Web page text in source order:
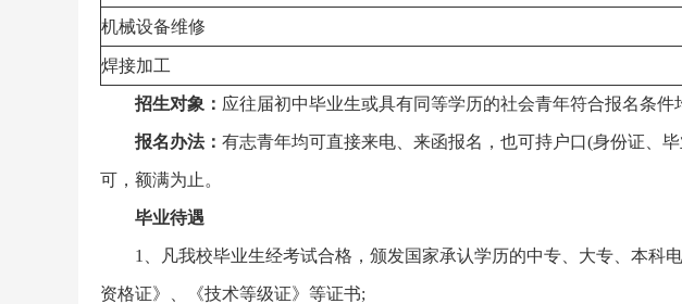
机械设备维修
焊接加工
招生对象： 应往届初中毕业生或具有同等学历的社会青年符合报名条件
报名办法： 有志青年均可直接来电、来函报名，也可持户口(身份证、
可，额满为止。
毕业待遇
1、凡我校毕业生经考试合格，颁发国家承认学历的中专、大专、本科
资格证》、《技术等级证》等证书;